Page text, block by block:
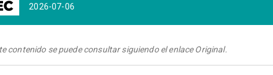
2026-07-06
contenido se puede consultar siguiendo el enlace Original.